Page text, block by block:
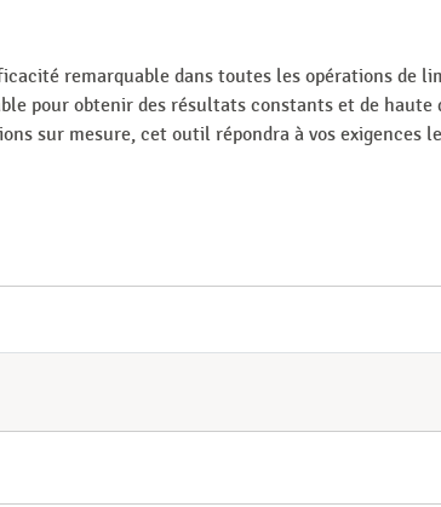
remarquable dans toutes les opérations de
pour obtenir des résultats constants et de
sur mesure, cet outil répondra à vos exigences